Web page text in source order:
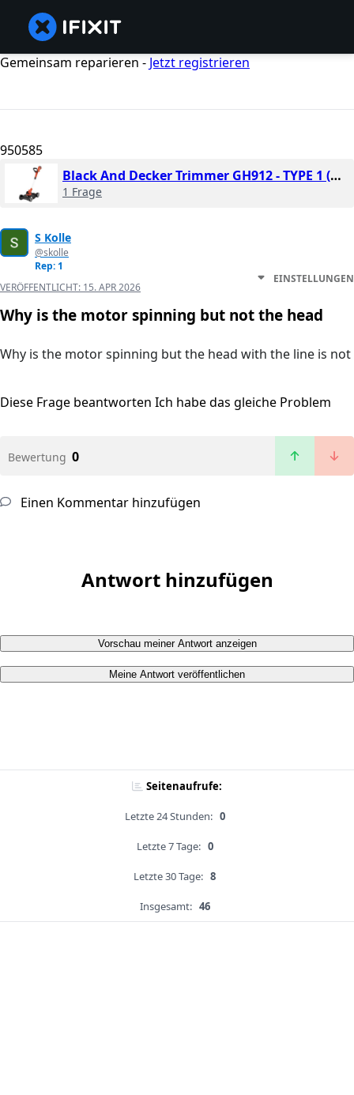
Gemeinsam reparieren - Jetzt registrieren
950585
Black And Decker Trimmer GH912 - TYPE 1 (2013)
1 Frage
S Kolle
@skolle
Rep: 1
VERÖFFENTLICHT: 15. APR 2026
EINSTELLUNGEN
Why is the motor spinning but not the head
Why is the motor spinning but the head with the line is not
Diese Frage beantworten Ich habe das gleiche Problem
Bewertung 0
Einen Kommentar hinzufügen
Antwort hinzufügen
Vorschau meiner Antwort anzeigen
Meine Antwort veröffentlichen
Seitenaufrufe:
Letzte 24 Stunden: 0
Letzte 7 Tage: 0
Letzte 30 Tage: 8
Insgesamt: 46